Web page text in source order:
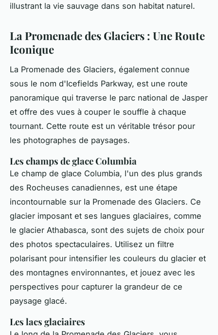
illustrant la vie sauvage dans son habitat naturel.
La Promenade des Glaciers : Une Route
Iconique
La Promenade des Glaciers, également connue
sous le nom d'Icefields Parkway, est une route
panoramique qui traverse le parc national de Jasper
et offre des vues à couper le souffle à chaque
tournant. Cette route est un véritable trésor pour
les photographes de paysages.
Les champs de glace Columbia
Le champ de glace Columbia, l'un des plus grands
des Rocheuses canadiennes, est une étape
incontournable sur la Promenade des Glaciers. Ce
glacier imposant et ses langues glaciaires, comme
le glacier Athabasca, sont des sujets de choix pour
des photos spectaculaires. Utilisez un filtre
polarisant pour intensifier les couleurs du glacier et
des montagnes environnantes, et jouez avec les
perspectives pour capturer la grandeur de ce
paysage glacé.
Les lacs glaciaires